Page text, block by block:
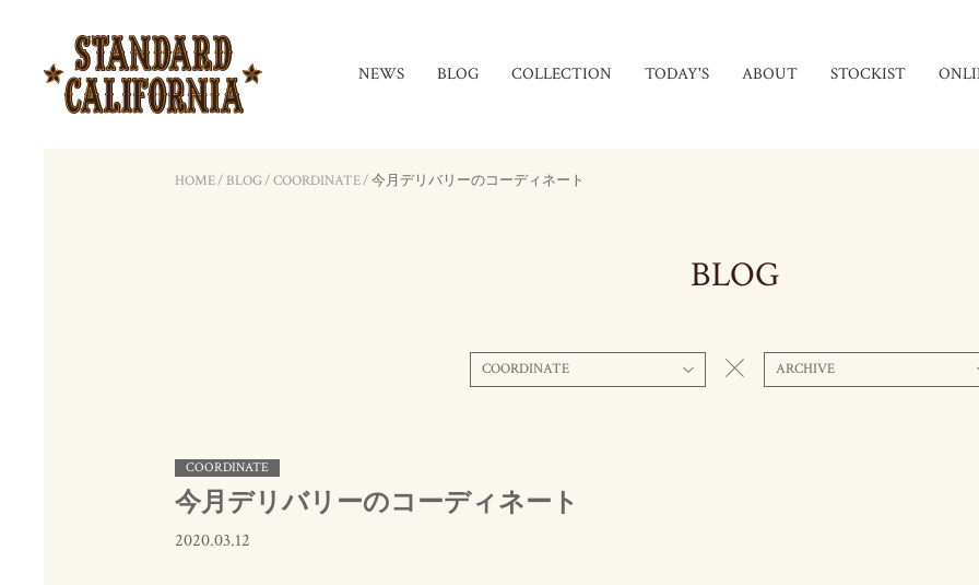
NEWS BLOG COLLECTION TODAY'S ABOUT STOCKIST
HOME/ BLOG/COORDINATE/今月デリバリーのコーディネート
BLOG
COORDINATE ARCHIVE
COORDINATE
今月デリバリーのコーディネート
2020.03.12